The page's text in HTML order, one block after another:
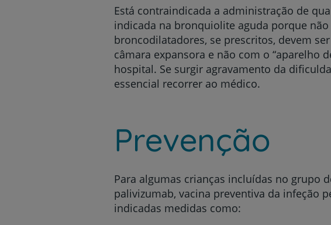
Está contraindicada a administração de
indicada na bronquiolite aguda porque
broncodilatadores, se prescritos, devem
câmara expansora e não com o “aparelho
hospital. Se surgir agravamento da
essencial recorrer ao médico.
Prevenção
Para algumas crianças incluídas no grupo
palivizumab, vacina preventiva da infeção
indicadas medidas como: